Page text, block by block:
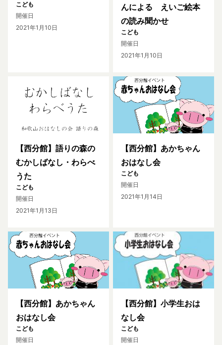
こども
開催日
2021年1月10日
んによる えいご絵本
の読み聞かせ
こども
開催日
2021年1月10日
【西分館】語りの森の
むかしばなし・わらべ
うた
こども
開催日
2021年1月13日
【西分館】あかちゃん
おはなし会
こども
開催日
2021年1月14日
【西分館】あかちゃん
おはなし会
こども
開催日
【西分館】小学生おは
なし会
こども
開催日